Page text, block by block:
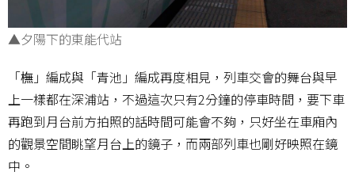
▲夕陽下的東能代站
「橅」編成與「青池」編成再度相見，列車交會的舞台與早
上一樣都在深浦站，不過這次只有2分鐘的停車時間，要下車
再跑到月台前方拍照的話時間可能會不夠，只好坐在車廂內
的觀景空間眺望月台上的鏡子，而兩部列車也剛好映照在鏡
中。